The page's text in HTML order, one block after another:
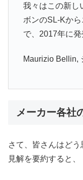
我々はこの新し
ボンのSL-Kか
で、2017年に発
Maurizio Bellin,
メーカー各社
さて、皆さんはど
見解を要約すると、